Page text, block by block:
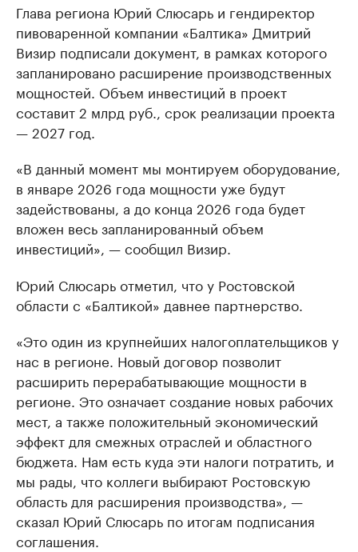
Глава региона Юрий Слюсарь и гендиректор
пивоваренной компании «Балтика» Дмитрий
Визир подписали документ, в рамках которого
запланировано расширение производственных
мощностей. Объем инвестиций в проект
составит 2 млрд руб., срок реализации проекта
— 2027 год.
«В данный момент мы монтируем оборудование,
в январе 2026 года мощности уже будут
задействованы, а до конца 2026 года будет
вложен весь запланированный объем
инвестиций», — сообщил Визир.
Юрий Слюсарь отметил, что у Ростовской
области с «Балтикой» давнее партнерство.
«Это один из крупнейших налогоплательщиков у
нас в регионе. Новый договор позволит
расширить перерабатывающие мощности в
регионе. Это означает создание новых рабочих
мест, а также положительный экономический
эффект для смежных отраслей и областного
бюджета. Нам есть куда эти налоги потратить, и
мы рады, что коллеги выбирают Ростовскую
область для расширения производства», —
сказал Юрий Слюсарь по итогам подписания
соглашения.